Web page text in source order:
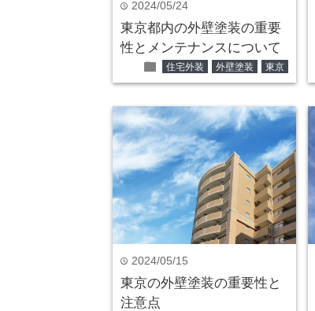
time 2024/05/24
東京都内の外壁塗装の重要
性とメンテナンスについて
folder 住宅外装 外壁塗装 東京
time 2024/05/15
東京の外壁塗装の重要性と
注意点